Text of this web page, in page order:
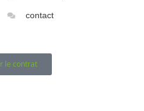
contact
le contrat